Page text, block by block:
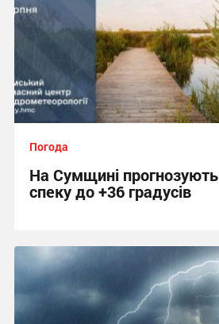
Погода
На Сумщині прогнозують
спеку до +36 градусів
14:09, 3.08.2026